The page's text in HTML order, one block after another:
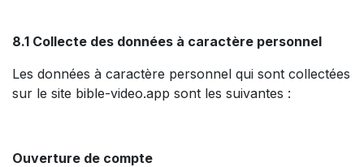
8.1 Collecte des données à caractère personnel
Les données à caractère personnel qui sont collectées
sur le site bible-video.app sont les suivantes :
Ouverture de compte